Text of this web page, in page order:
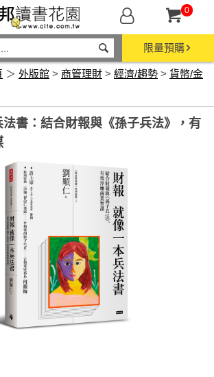
0
限量預購
＞ 外版館 > 商管理財 > 經濟/趨勢 > 貨幣/金
書：結合財報與《孫子兵法》，有